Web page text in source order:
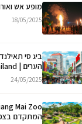
מופע אש
18/05/2025
ביג סי
הערים | Big C in Thailand
24/05/2025
המתקדם